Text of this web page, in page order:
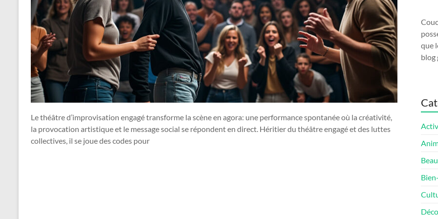
Le théâtre d’improvisation engagé transforme la scène en agora: une performance spontanée où la créativité,
la provocation artistique et le message social se répondent en direct. Héritier du théâtre engagé et des luttes
collectives, il se joue des codes pour
que
blog